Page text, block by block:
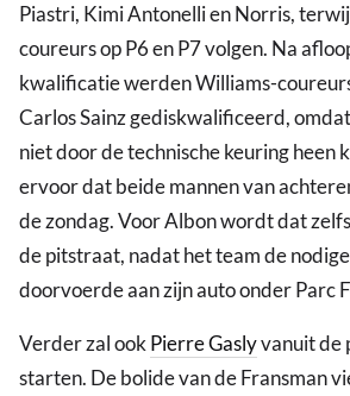
Piastri, Kimi Antonelli en Norris,
coureurs op P6 en P7 volgen. Na
kwalificatie werden Williams-
Carlos Sainz gediskwalificeerd,
niet door de technische keuring heen
ervoor dat beide mannen van
de zondag. Voor Albon wordt dat
de pitstraat, nadat het team de
doorvoerde aan zijn auto onder Parc
Verder zal ookPierre Gaslyvanuit de
starten. De bolide van de Fransman